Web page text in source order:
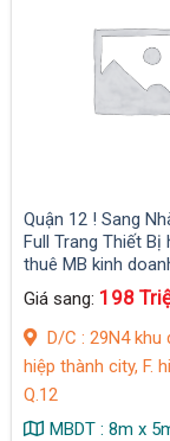
Quận 12 ! Sang
Full Trang Thiết Bị
thuê MB kinh
Giá sang: 198
D/C : 29N4 khu
hiệp thành city, F.
Q.12
MBDT : 8m x